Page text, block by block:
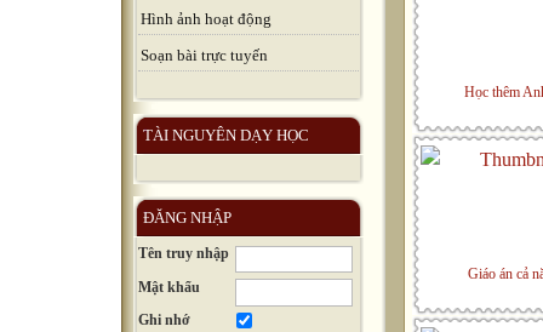
Hình ảnh hoạt động
Soạn bài trực tuyến
TÀI NGUYÊN DẠY HỌC
ĐĂNG NHẬP
Tên truy nhập
Mật khẩu
Ghi nhớ
Học thêm
Giáo án cả